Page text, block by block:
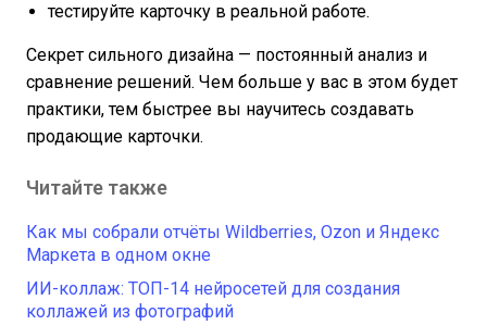
тестируйте карточку в реальной работе.
Секрет сильного дизайна — постоянный анализ и
сравнение решений. Чем больше у вас в этом будет
практики, тем быстрее вы научитесь создавать
продающие карточки.
Читайте также
Как мы собрали отчёты Wildberries, Ozon и Яндекс
Маркета в одном окне
ИИ-коллаж: ТОП-14 нейросетей для создания
коллажей из фотографий